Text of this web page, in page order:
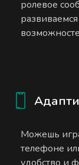
ролевое
Можешь
телефоне